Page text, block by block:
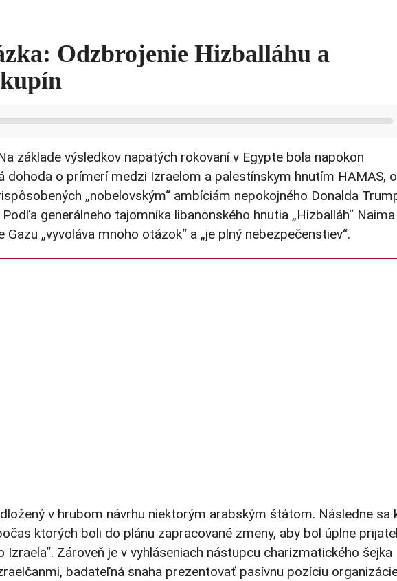
Odzbrojenie Hizballáhu a
základe výsledkov napätých rokovaní v Egypte bola napokon
dohoda o prímerí medzi Izraelom a palestínskym hnutím HAMAS,
„nobelovským“ ambíciám nepokojného Donalda
generálneho tajomníka libanonského hnutia „Hizballáh“ Naima
„vyvoláva mnoho otázok“ a „je plný nebezpečenstiev“.
v hrubom návrhu niektorým arabským štátom. Následne sa
ktorých boli do plánu zapracované zmeny, aby bol úplne
Izraela“. Zároveň je v vyhláseniach nástupcu charizmatického šejka
badateľná snaha prezentovať pasívnu pozíciu